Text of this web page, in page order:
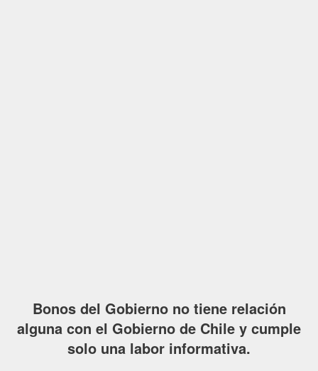
Bonos del Gobierno no tiene relación
alguna con el Gobierno de Chile y cumple
solo una labor informativa.